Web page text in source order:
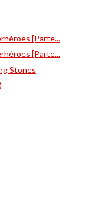
[Parte...
[Parte...
Stones